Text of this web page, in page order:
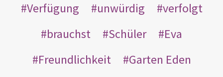
Verfügung
unwürdig
verfolgt
brauchst
Schüler
Eva
Freundlichkeit
Garten Eden